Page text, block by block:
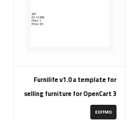
Furnilife v1.0 a template for
selling furniture for OpenCart 3
(ZIP)
EDITMO